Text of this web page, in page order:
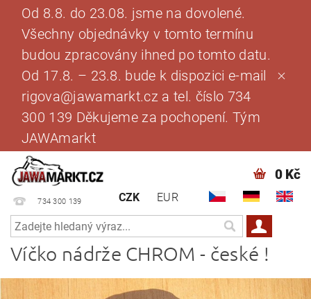
Od 8.8. do 23.08. jsme na dovolené.
Všechny objednávky v tomto termínu
budou zpracovány ihned po tomto datu.
Od 17.8. – 23.8. bude k dispozici e-mail
rigova@jawamarkt.cz a tel. číslo 734
300 139 Děkujeme za pochopení. Tým
JAWAmarkt
734 300 139 CZK EUR
0 Kč
Víčko nádrže CHROM - české !